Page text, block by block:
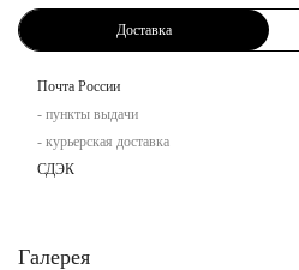
Доставка
Почта России
- пункты выдачи
- курьерская доставка
СДЭК
Галерея